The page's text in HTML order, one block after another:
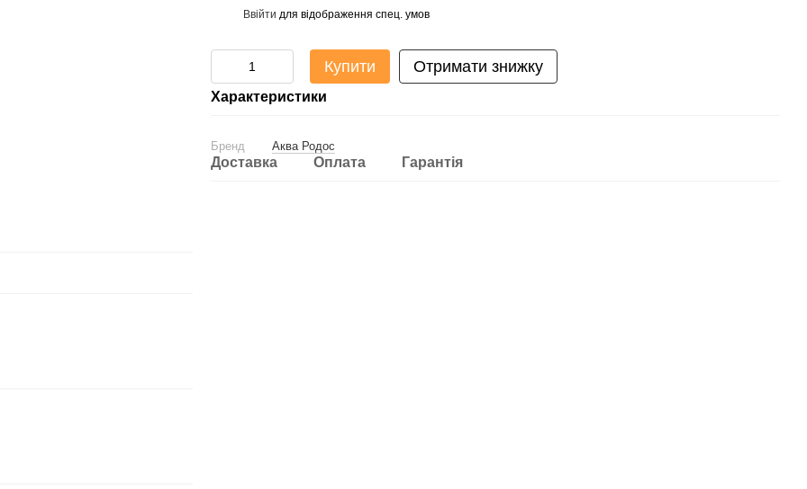
Ввійти для відображення спец. умов
Купити Отримати знижку
Характеристики
Бренд Аква Родос
Доставка Оплата Гарантія